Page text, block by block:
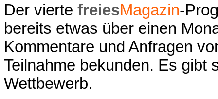
Der vierte freiesMagazin-
bereits etwas über einen
Kommentare und Anfragen
Teilnahme bekunden. Es gibt
Wettbewerb.